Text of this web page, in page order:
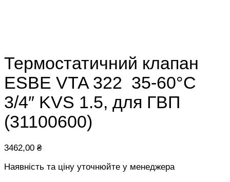
Термостатичний клапан
ESBE VTA 322 35-60°С
3/4″ KVS 1.5, для ГВП
(31100600)
3462,00 ₴
Наявність та ціну уточнюйте у менеджера